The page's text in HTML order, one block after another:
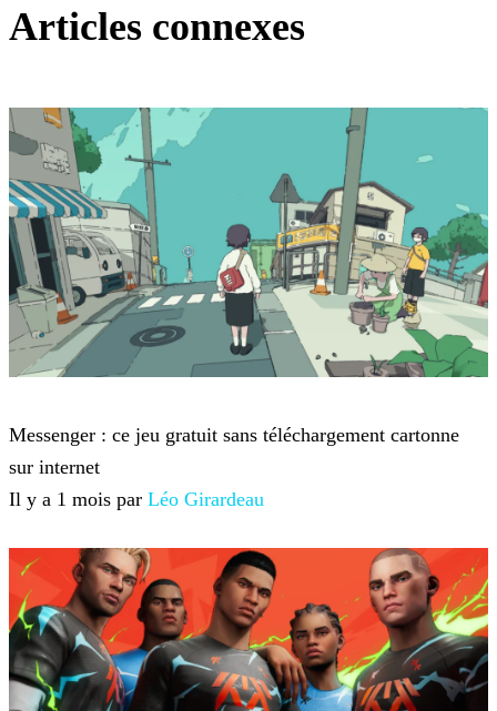
Articles connexes
Messenger : ce jeu gratuit sans téléchargement cartonne
sur internet
Il y a 1 mois par Léo Girardeau